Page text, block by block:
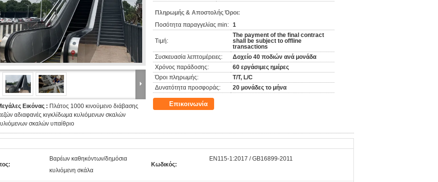
Εικόνας : Πλάτος 1000 κινούμενο διάβασης
αδιαφανές κιγκλίδωμα κυλιόμενων σκαλών
σκαλών υπαίθριο
Πληρωμής & Αποστολής Όροι:
Ποσότητα παραγγελίας min: 1
Τιμή:
The payment of the final contract
shall be subject to offline
transactions
Συσκευασία λεπτομέρειες:
Δοχείο 40 ποδιών ανά μονάδα
Χρόνος παράδοσης:
60 εργάσιμες ημέρες
Όροι πληρωμής:
T/T, L/C
Δυνατότητα προσφοράς:
20 μονάδες το μήνα
Επικοινωνία
Βαρέων καθηκόντων/δημόσια
κυλιόμενη σκάλα
Κωδικός:
EN115-1:2017 / GB16899-2011